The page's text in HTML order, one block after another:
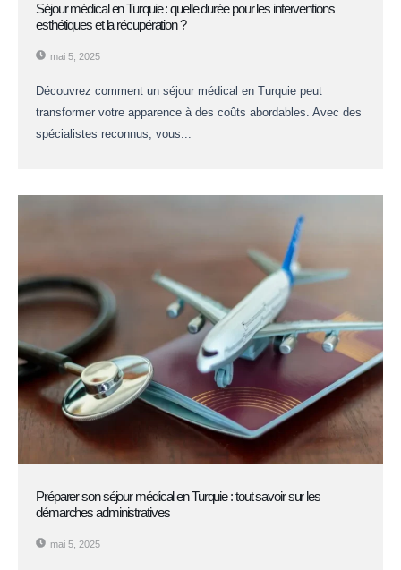
Séjour médical en Turquie : quelle durée pour les interventions
esthétiques et la récupération ?
mai 5, 2025
Découvrez comment un séjour médical en Turquie peut
transformer votre apparence à des coûts abordables. Avec des
spécialistes reconnus, vous...
Préparer son séjour médical en Turquie : tout savoir sur les
démarches administratives
mai 5, 2025